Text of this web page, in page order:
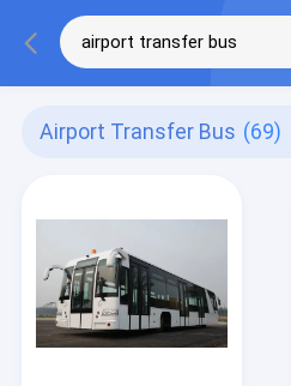
Airport Transfer Bus (69)